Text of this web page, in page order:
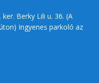
Berky Lili u. 36. (A
Ingyenes parkoló az